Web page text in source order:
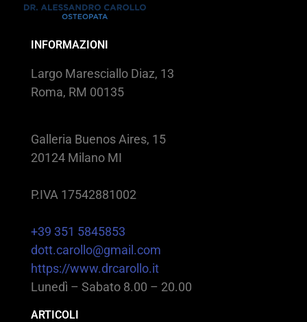
INFORMAZIONI
Largo Maresciallo Diaz, 13
Roma, RM 00135
Galleria Buenos Aires, 15
20124 Milano MI
P.IVA 17542881002
+39 351 5845853
dott.carollo@gmail.com
https://www.drcarollo.it
Lunedì – Sabato 8.00 – 20.00
ARTICOLI